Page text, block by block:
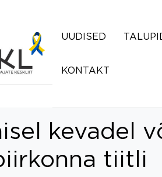
UUDISED
KONTAKT
kevadel
tiitli